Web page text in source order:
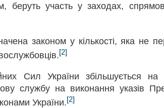
беруть участь у заходах,
законом у кількості, яка не
[2]
Сил України збільшується на
службу на виконання указів
України.[2]